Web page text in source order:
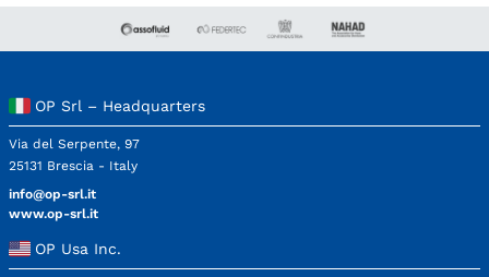
OP Srl – Headquarters
Via del Serpente, 97
25131 Brescia - Italy
info@op-srl.it
www.op-srl.it
OP Usa Inc.